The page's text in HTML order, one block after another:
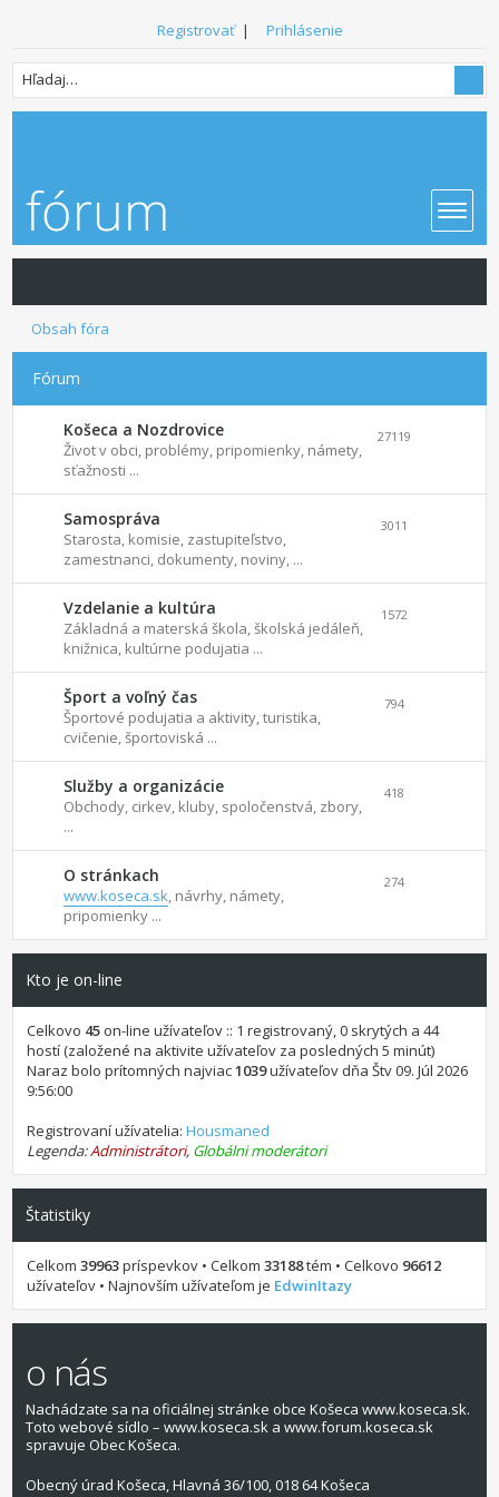
Registrovať| Prihlásenie
Obsah fóra
Fórum
Košeca a Nozdrovice
Život v obci, problémy, pripomienky, námety,
sťažnosti ...
27119
Samospráva
Starosta, komisie, zastupiteľstvo,
zamestnanci, dokumenty, noviny, ...
3011
Vzdelanie a kultúra
Základná a materská škola, školská jedáleň,
knižnica, kultúrne podujatia ...
1572
Šport a voľný čas
Športové podujatia a aktivity, turistika,
cvičenie, športoviská ...
794
Služby a organizácie
Obchody, cirkev, kluby, spoločenstvá, zbory,
...
418
O stránkach
www.koseca.sk, návrhy, námety,
pripomienky ...
274
Kto je on-line
Celkovo 45 on-line užívateľov :: 1 registrovaný, 0 skrytých a 44
hostí (založené na aktivite užívateľov za posledných 5 minút)
Naraz bolo prítomných najviac1039užívateľov dňa Štv 09. Júl 2026
9:56:00
Registrovaní užívatelia:Housmaned
Legenda:Administrátori, Globálni moderátori
Štatistiky
Celkom39963príspevkov • Celkom33188tém • Celkovo 96612
užívateľov • Najnovším užívateľom je EdwinItazy
o nás
Nachádzate sa na oficiálnej stránke obce Košeca www.koseca.sk.
Toto webové sídlo – www.koseca.sk a www.forum.koseca.sk
spravuje Obec Košeca.
Obecný úrad Košeca, Hlavná 36/100, 018 64 Košeca